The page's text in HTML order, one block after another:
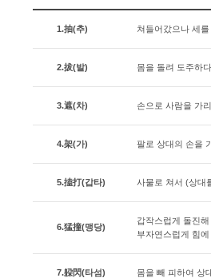
1.抽(추) 쳐들어갔으나 세
2.拔(발) 몸을 돌려 도주하다
3.遮(차) 손으로 사람을 가
4.架(가) 팔로 상대의 손을
5.搕打(갑타) 사물로 쳐서 (상대
6.猛撞(맹당)
갑작스럽게 돌진
부자연스럽게 힘
7.躱閃(타섬) 몸을 빼 피하여 상